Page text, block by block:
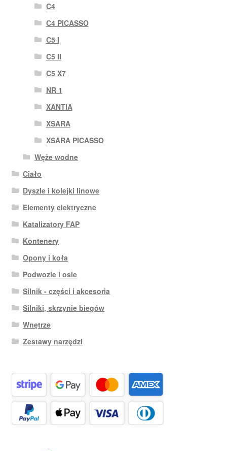
C4
C4 PICASSO
C5 I
C5 II
C5 X7
NR 1
XANTIA
XSARA
XSARA PICASSO
Węże wodne
Ciało
Dyszle i kolejki linowe
Elementy elektryczne
Katalizatory FAP
Kontenery
Opony i koła
Podwozie i osie
Silnik - części i akcesoria
Silniki, skrzynie biegów
Wnętrze
Zestawy narzędzi